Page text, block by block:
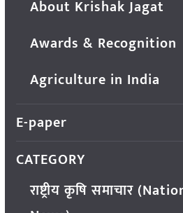
About Krishak Jagat
Awards & Recognition
Agriculture in India
E-paper
CATEGORY
राष्ट्रीय कृषि समाचार